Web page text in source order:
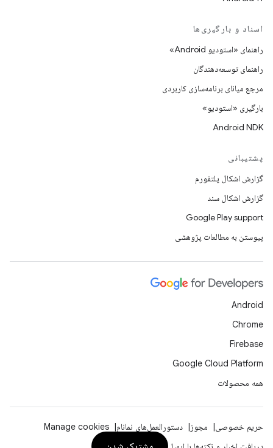
اسناد و بارگیری‌ها
راهنمای «استودیو Android»
راهنمای توسعه‌دهندگان
مرجع میانای برنامه‌سازی کاربردی
بارگیری «استودیو»
Android NDK
پشتیبانی
گزارش اشکال پلتفورم
گزارش اشکال سند
Google Play support
پیوستن به مطالعات پژوهشی
Android
Chrome
Firebase
Google Cloud Platform
همه محصولات
حریم خصوصی مجوز دستورالعمل‌های نمانام
Manage cookies